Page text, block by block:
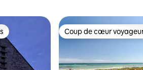
plus appréciés Coup de cœur
Coup de cœur